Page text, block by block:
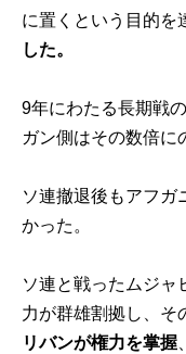
に置くという目的を
した。
9年にわたる長期戦
ガン側はその数倍に
ソ連撤退後もアフガ
かった。
ソ連と戦ったムジャ
力が群雄割拠し、そ
リバンが権力を掌握